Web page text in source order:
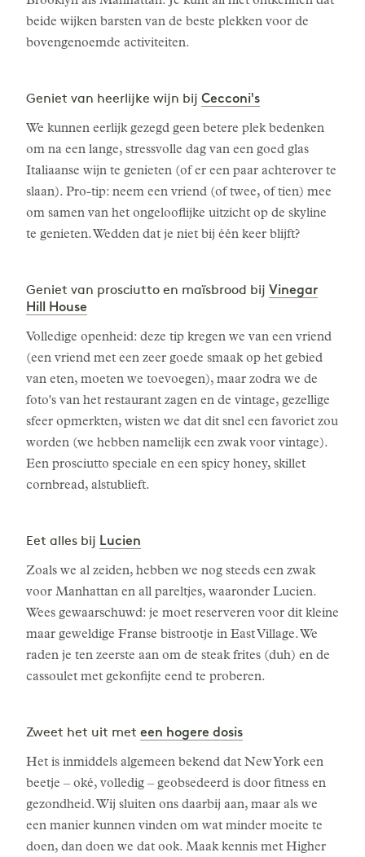
beide wijken barsten van de beste plekken voor de
bovengenoemde activiteiten.
Geniet van heerlijke wijn bij Cecconi's
We kunnen eerlijk gezegd geen betere plek bedenken
om na een lange, stressvolle dag van een goed glas
Italiaanse wijn te genieten (of er een paar achterover te
slaan). Pro-tip: neem een vriend (of twee, of tien) mee
om samen van het ongelooflijke uitzicht op de skyline
te genieten. Wedden dat je niet bij één keer blijft?
Geniet van prosciutto en maïsbrood bij Vinegar
Hill House
Volledige openheid: deze tip kregen we van een vriend
(een vriend met een zeer goede smaak op het gebied
van eten, moeten we toevoegen), maar zodra we de
foto's van het restaurant zagen en de vintage, gezellige
sfeer opmerkten, wisten we dat dit snel een favoriet zou
worden (we hebben namelijk een zwak voor vintage).
Een prosciutto speciale en een spicy honey, skillet
cornbread, alstublieft.
Eet alles bij Lucien
Zoals we al zeiden, hebben we nog steeds een zwak
voor Manhattan en all pareltjes, waaronder Lucien.
Wees gewaarschuwd: je moet reserveren voor dit kleine
maar geweldige Franse bistrootje in East Village. We
raden je ten zeerste aan om de steak frites (duh) en de
cassoulet met gekonfijte eend te proberen.
Zweet het uit met een hogere dosis
Het is inmiddels algemeen bekend dat New York een
beetje – oké, volledig – geobsedeerd is door fitness en
gezondheid. Wij sluiten ons daarbij aan, maar als we
een manier kunnen vinden om wat minder moeite te
doen, dan doen we dat ook. Maak kennis met Higher